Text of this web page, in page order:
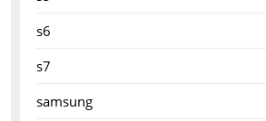
s6
s7
samsung